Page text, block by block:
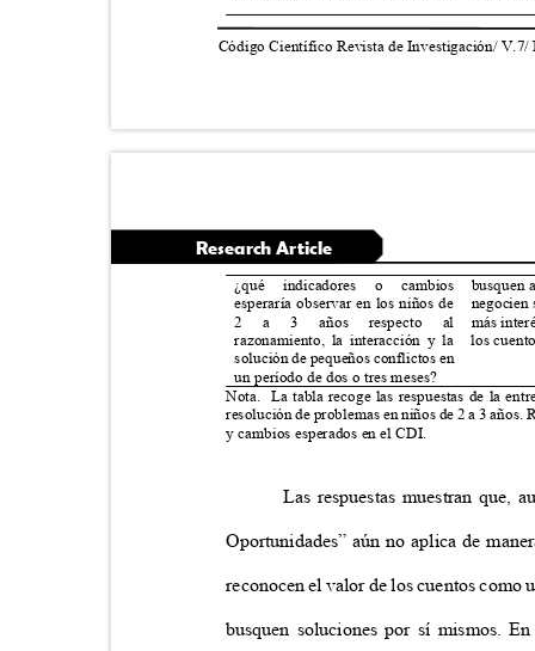
Código Científico Revista de Investigación/
Research Article
¿qué indicadores
o cambios busquen
esperaría observar en los niños de
negocien
años respecto al
más
2 a 3
razonamiento, la interacción y la los
solución de pequeños conflictos en
un período de dos o tres meses?
Nota. La tabla recoge las respuestas de la
resolución de problemas en niños de 2 a 3
y cambios esperados en el CDI.
Las respuestas muestran que,
Oportunidades” aún no aplica de
reconocen el valor de los cuentos
busquen soluciones por sí mismos.